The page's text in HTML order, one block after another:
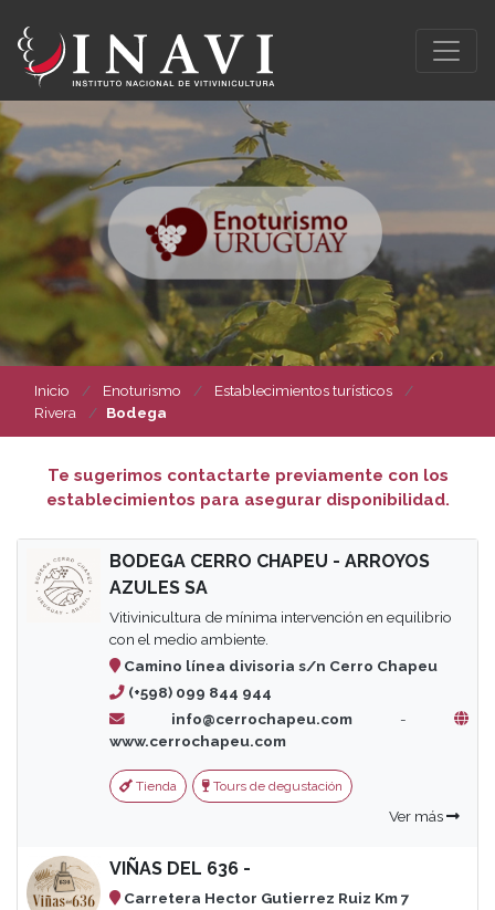
Inicio Enoturismo
Establecimientos turísticos
Rivera
Bodega
Te sugerimos contactarte previamente con los
establecimientos para asegurar disponibilidad.
BODEGA CERRO CHAPEU - ARROYOS
AZULES SA
Vitivinicultura de mínima intervención en equilibrio
con el medio ambiente.
Camino línea divisoria s/n Cerro Chapeu
(+598) 099 844 944
info@cerrochapeu.com -
www.cerrochapeu.com
Tienda Tours de degustación
Ver más
VIÑAS DEL 636 -
Carretera Hector Gutierrez Ruiz Km 7